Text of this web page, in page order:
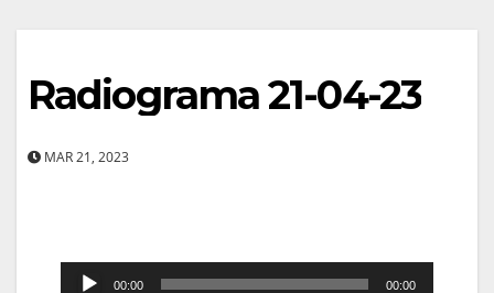
Radiograma 21-04-23
MAR 21, 2023
Reprodutor
00:00 00:00